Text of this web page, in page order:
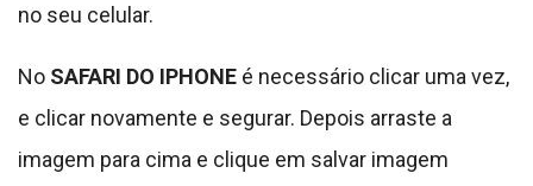
no seu celular.
No SAFARI DO IPHONE é necessário clicar uma vez,
e clicar novamente e segurar. Depois arraste a
imagem para cima e clique em salvar imagem